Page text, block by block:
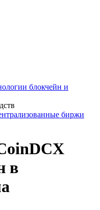
блокчейн и
биржи
в